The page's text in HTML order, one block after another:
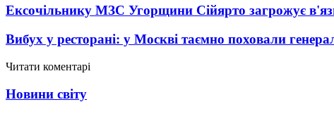
Ексочільнику МЗС Угорщини Сійярто загрожує
Вибух у ресторані: у Москві таємно поховали
Читати коментарі
Новини світу